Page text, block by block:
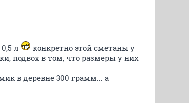
л
конкретно этой сметаны у
подвох в том, что размеры у них
в деревне 300 грамм... а